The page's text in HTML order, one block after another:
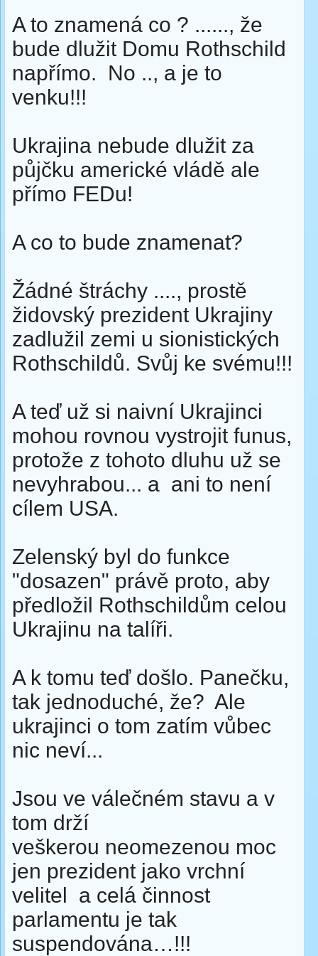
A to znamená co ? ......, že
bude dlužit Domu Rothschild
napřímo. No .., a je to
venku!!!
Ukrajina nebude dlužit za
půjčku americké vládě ale
přímo FEDu!
A co to bude znamenat?
Žádné štráchy ...., prostě
židovský prezident Ukrajiny
zadlužil zemi u sionistických
Rothschildů. Svůj ke svému!!!
A teď už si naivní Ukrajinci
mohou rovnou vystrojit funus,
protože z tohoto dluhu už se
nevyhrabou... a ani to není
cílem USA.
Zelenský byl do funkce
"dosazen" právě proto, aby
předložil Rothschildům celou
Ukrajinu na talíři.
A k tomu teď došlo. Panečku,
tak jednoduché, že? Ale
ukrajinci o tom zatím vůbec
nic neví...
Jsou ve válečném stavu a v
tom drží
veškerou neomezenou moc
jen prezident jako vrchní
velitel a celá činnost
parlamentu je tak
suspendována…!!!